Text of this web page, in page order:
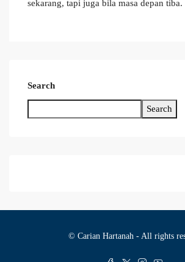
sekarang, tapi juga bila masa depan tiba.
Search
Search
© Carian Hartanah - All rights